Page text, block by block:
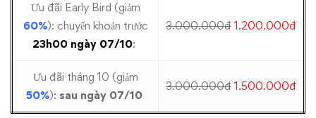
Ưu đãi Early Bird (giảm
60%): chuyển khoản trước
23h00 ngày 07/10:
3.000.000đ 1.200.000đ
Ưu đãi tháng 10 (giảm
50%): sau ngày 07/10
3.000.000đ 1.500.000đ